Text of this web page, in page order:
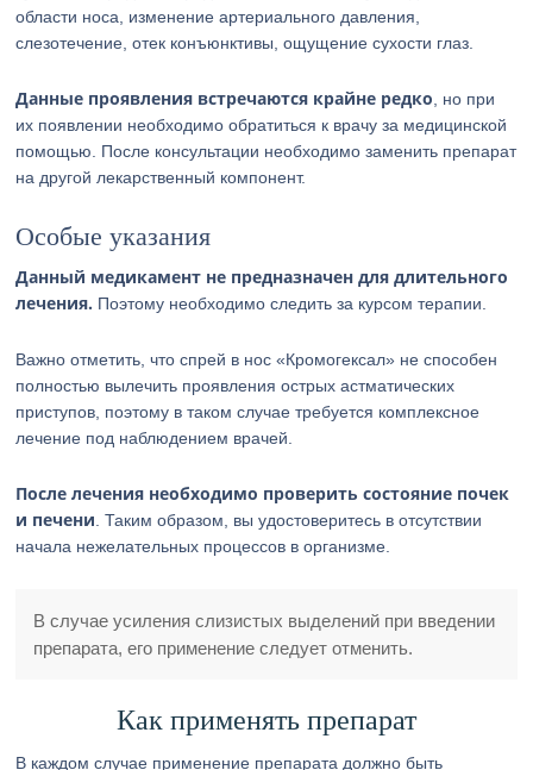
области носа, изменение артериального давления,
слезотечение, отек конъюнктивы, ощущение сухости глаз.
Данные проявления встречаются крайне редко , но при
их появлении необходимо обратиться к врачу за медицинской
помощью. После консультации необходимо заменить препарат
на другой лекарственный компонент.
Особые указания
Данный медикамент не предназначен для длительного
лечения. Поэтому необходимо следить за курсом терапии.
Важно отметить, что спрей в нос «Кромогексал» не способен
полностью вылечить проявления острых астматических
приступов, поэтому в таком случае требуется комплексное
лечение под наблюдением врачей.
После лечения необходимо проверить состояние почек
и печени . Таким образом, вы удостоверитесь в отсутствии
начала нежелательных процессов в организме.
В случае усиления слизистых выделений при введении
препарата, его применение следует отменить.
Как применять препарат
В каждом случае применение препарата должно быть